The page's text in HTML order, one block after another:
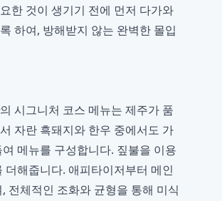
한 것이 생기기 전에 먼저 다가와
하여, 방해받지 않는 완벽한 몰입
의 시그니처 코스 메뉴는 제주가 품
자란 흑돼지와 한우 중에서도 가
메뉴를 구성합니다. 짚불을 이용
해줍니다. 애피타이저부터 메인
전체적인 조화와 균형을 통해 미식